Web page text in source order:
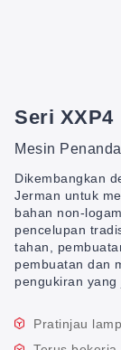
Seri XXP4
Mesin
Dikembangkan
Jerman untuk
bahan non-
pencelupan
tahan,
pembuatan dan
pengukiran
Pratinjau